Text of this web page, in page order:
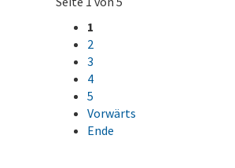
1
2
3
4
5
Vorwärts
Ende